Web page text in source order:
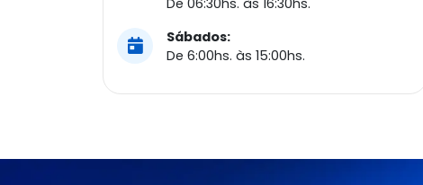
De 06:30hs. às 16:30hs.
Sábados:
De 6:00hs. às 15:00hs.